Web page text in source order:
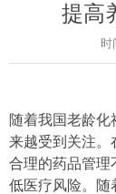
提高
时
随着我国老龄
来越受到关注。
合理的药品管理
低医疗风险。随